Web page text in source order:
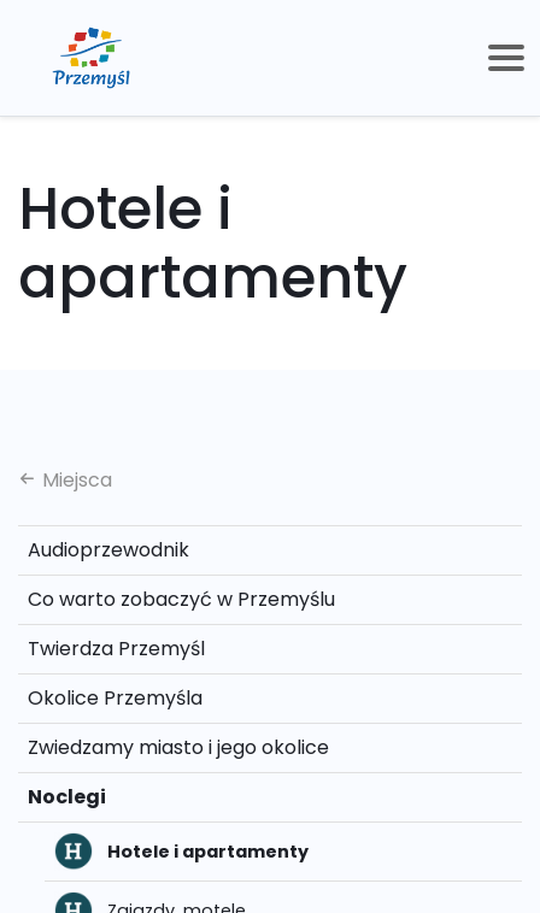
Hotele i
apartamenty
Miejsca
Audioprzewodnik
Co warto zobaczyć w Przemyślu
Twierdza Przemyśl
Okolice Przemyśla
Zwiedzamy miasto i jego okolice
Noclegi
Hotele i apartamenty